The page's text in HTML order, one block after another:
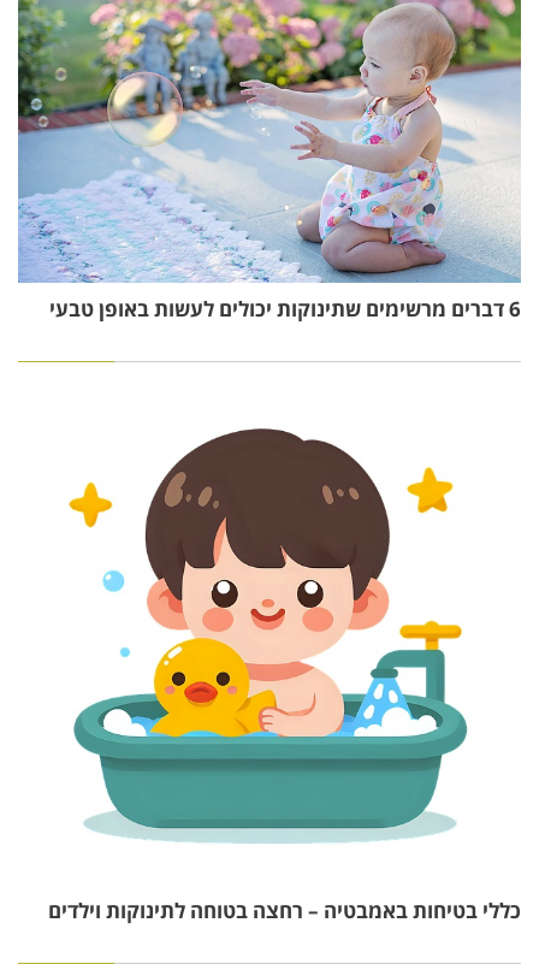
6 דברים מרשימים שתינוקות יכולים לעשות באופן טבעי
כללי בטיחות באמבטיה – רחצה בטוחה לתינוקות וילדים